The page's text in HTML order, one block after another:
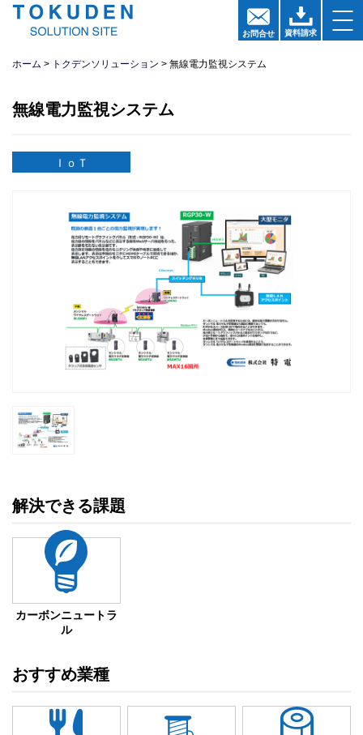
お問合せ 資料請求
ホーム トクデンソリューション 無線電力監視システム
無線電力監視システム
ＩｏＴ
解決できる課題
カーボンニュートラ
ル
おすすめ業種